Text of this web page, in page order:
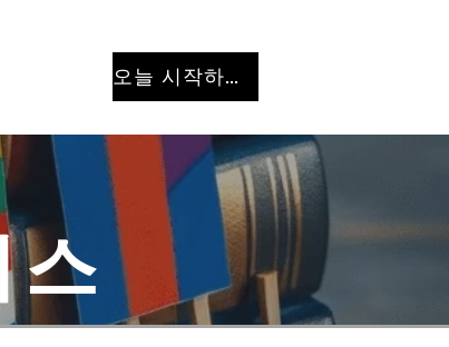
오늘 시작하세요